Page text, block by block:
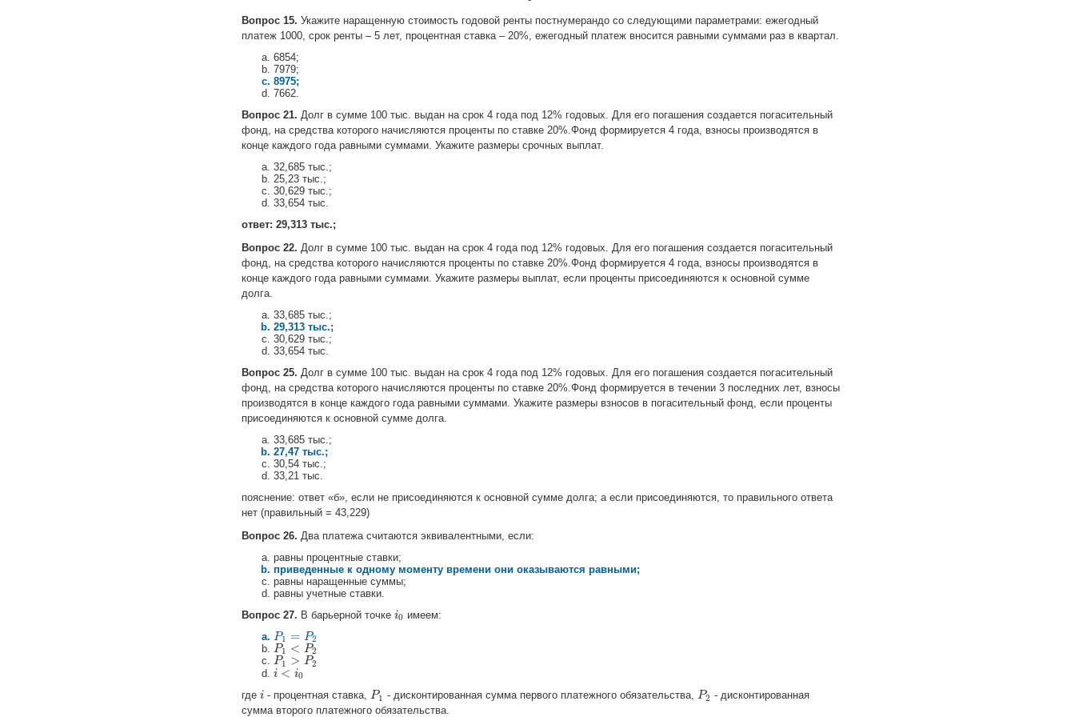
Вопрос 15. Укажите наращенную стоимость годовой ренты постнумерандо со следующими параметрами: ежегодный
платеж 1000, срок ренты – 5 лет, процентная ставка – 20%, ежегодный платеж вносится равными суммами раз в квартал.
6854;
7979;
8975;
7662.
Вопрос 21. Долг в сумме 100 тыс. выдан на срок 4 года под 12% годовых. Для его погашения создается погасительный
фонд, на средства которого начисляются проценты по ставке 20%.Фонд формируется 4 года, взносы производятся в
конце каждого года равными суммами. Укажите размеры срочных выплат.
32,685 тыс.;
25,23 тыс.;
30,629 тыс.;
33,654 тыс.
ответ: 29,313 тыс.;
Вопрос 22. Долг в сумме 100 тыс. выдан на срок 4 года под 12% годовых. Для его погашения создается погасительный
фонд, на средства которого начисляются проценты по ставке 20%.Фонд формируется 4 года, взносы производятся в
конце каждого года равными суммами. Укажите размеры выплат, если проценты присоединяются к основной сумме
долга.
33,685 тыс.;
29,313 тыс.;
30,629 тыс.;
33,654 тыс.
Вопрос 25. Долг в сумме 100 тыс. выдан на срок 4 года под 12% годовых. Для его погашения создается погасительный
фонд, на средства которого начисляются проценты по ставке 20%.Фонд формируется в течении 3 последних лет, взносы
производятся в конце каждого года равными суммами. Укажите размеры взносов в погасительный фонд, если проценты
присоединяются к основной сумме долга.
33,685 тыс.;
27,47 тыс.;
30,54 тыс.;
33,21 тыс.
пояснение: ответ «б», если не присоединяются к основной сумме долга; а если присоединяются, то правильного ответа
нет (правильный = 43,229)
Вопрос 26. Два платежа считаются эквивалентными, если:
равны процентные ставки;
приведенные к одному моменту времени они оказываются равными;
равны наращенные суммы;
равны учетные ставки.
Вопрос 27. В барьерной точке i0
i0 имеем:
P1 = P2
P1 =P 2
P1 < P2
P1 <P 2
P1 > P2
P1 >P 2
i < i0
i<i0
где i
i- процентная ставка, P1
P1 - дисконтированная сумма первого платежного обязательства,P2
P2 - дисконтированная
сумма второго платежного обязательства.